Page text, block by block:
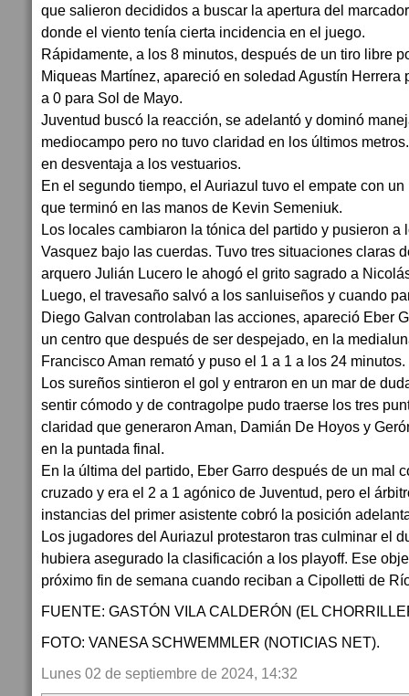
que salieron decididos a buscar la apertura del
donde el viento tenía cierta incidencia en el juego.
Rápidamente, a los 8 minutos, después de un tiro libre
Miqueas Martínez, apareció en soledad Agustín Herrera
a 0 para Sol de Mayo.
Juventud buscó la reacción, se adelantó y dominó
mediocampo pero no tuvo claridad en los últimos
en desventaja a los vestuarios.
En el segundo tiempo, el Auriazul tuvo el empate con un
que terminó en las manos de Kevin Semeniuk.
Los locales cambiaron la tónica del partido y pusieron a
Vasquez bajo las cuerdas. Tuvo tres situaciones claras
arquero Julián Lucero le ahogó el grito sagrado a
Luego, el travesaño salvó a los sanluiseños y cuando
Diego Galvan controlaban las acciones, apareció Eber
un centro que después de ser despejado, en la
Francisco Aman remató y puso el 1 a 1 a los 24 minutos.
Los sureños sintieron el gol y entraron en un mar de
sentir cómodo y de contragolpe pudo traerse los tres
claridad que generaron Aman, Damián De Hoyos y
en la puntada final.
En la última del partido, Eber Garro después de un mal
cruzado y era el 2 a 1 agónico de Juventud, pero el
instancias del primer asistente cobró la posición
Los jugadores del Auriazul protestaron tras culminar el
hubiera asegurado la clasificación a los playoff. Ese
próximo fin de semana cuando reciban a Cipolletti de
FUENTE: GASTÓN VILA CALDERÓN (EL
FOTO: VANESA SCHWEMMLER (NOTICIAS NET).
Lunes 02 de septiembre de 2024, 14:32